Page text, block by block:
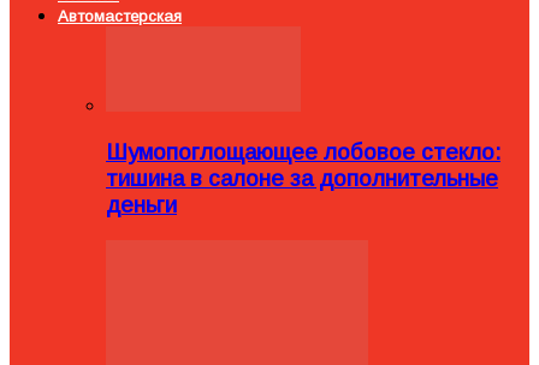
Автомастерская
Шумопоглощающее лобовое стекло:
тишина в салоне за дополнительные
деньги